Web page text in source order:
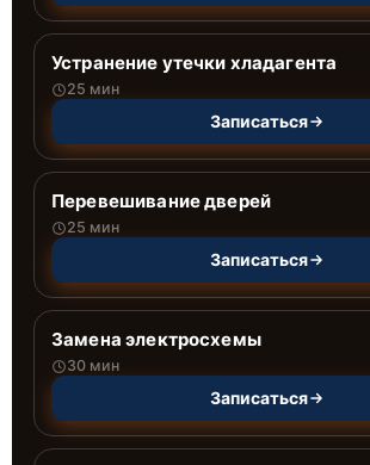
Устранение утечки хладагента
25 мин
Записаться
Перевешивание дверей
25 мин
Записаться
Замена электросхемы
30 мин
Записаться